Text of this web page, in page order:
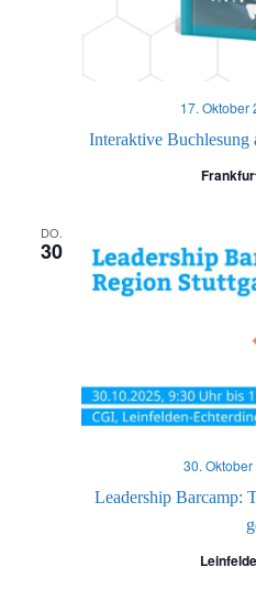
Interaktive Buchlesung
17. Oktober
DO.
30
Leadership Barcamp:
30.